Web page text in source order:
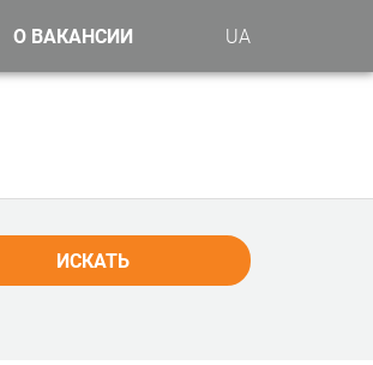
О ВАКАНСИИ UA
ИСКАТЬ